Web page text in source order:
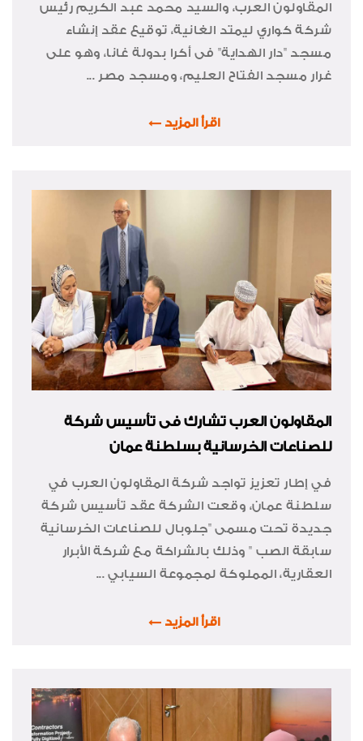
المقاولون العرب، والسيد محمد عبد الكريم رئيس
شركة كواري ليمتد الغانية، توقيع عقد إنشاء
مسجد "دار الهداية" فى أكرا بدولة غانا، وهو على
غرار مسجد الفتاح العليم، ومسجد مصر ...
اقرأ المزيد
المقاولون العرب تشارك فى تأسيس شركة
للصناعات الخرسانية بسلطنة عمان
في إطار تعزيز تواجد شركة المقاولون العرب في
سلطنة عمان، وقعت الشركة عقد تأسيس شركة
جديدة تحت مسمى "جلوبال للصناعات الخرسانية
سابقة الصب " وذلك بالشراكة مع شركة الأبرار
العقارية، المملوكة لمجموعة السيابي ...
اقرأ المزيد